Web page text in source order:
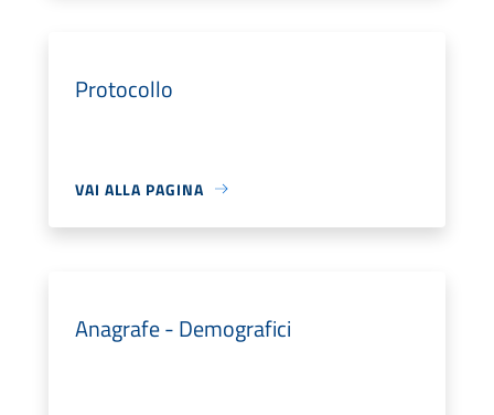
Protocollo
VAI ALLA PAGINA
Anagrafe - Demografici